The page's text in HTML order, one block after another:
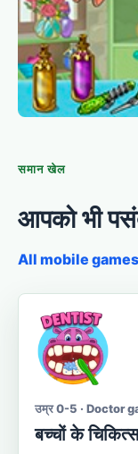
समान खेल
आपको भी
All mobile games
उम्र 0-5 · Doctor
बच्चों के